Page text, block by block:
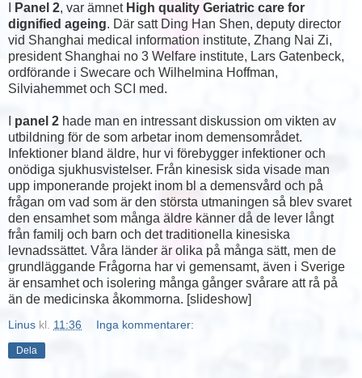
Panel 2, var ämnet High quality Geriatric care for
dignified ageing. Där satt Ding Han Shen, deputy director
vid Shanghai medical information institute, Zhang Nai Zi,
president Shanghai no 3 Welfare institute, Lars Gatenbeck,
ordförande i Swecare och Wilhelmina Hoffman,
Silviahemmet och SCI med.
panel 2 hade man en intressant diskussion om vikten av
utbildning för de som arbetar inom demensområdet.
Infektioner bland äldre, hur vi förebygger infektioner och
onödiga sjukhusvistelser. Från kinesisk sida visade man
upp imponerande projekt inom bl a demensvård och på
frågan om vad som är den största utmaningen så blev svaret
den ensamhet som många äldre känner då de lever långt
från familj och barn och det traditionella kinesiska
levnadssättet. Våra länder är olika på många sätt, men de
grundläggande Frågorna har vi gemensamt, även i Sverige
är ensamhet och isolering många gånger svårare att rå på
än de medicinska åkommorna. [slideshow]
Linus kl. 11:36 Inga kommentarer:
Dela